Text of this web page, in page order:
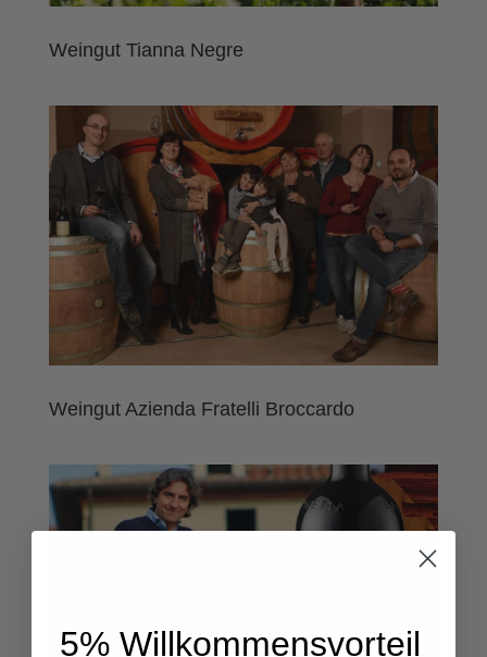
Weingut Tianna Negre
Weingut Azienda Fratelli Broccardo
5% Willkommensvorteil